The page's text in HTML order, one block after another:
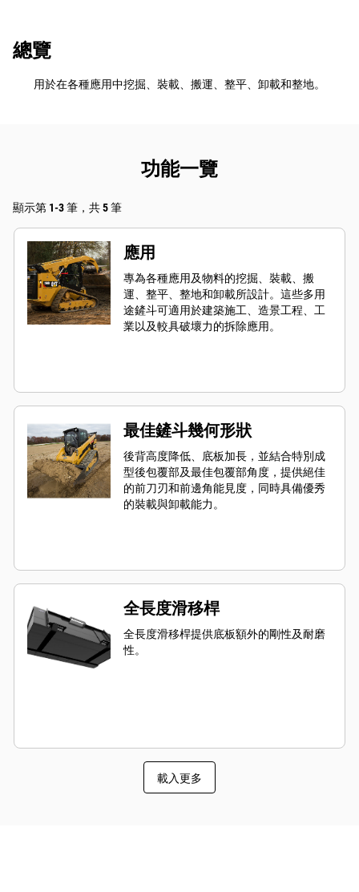
總覽
用於在各種應用中挖掘、裝載、搬運、整平、卸載和整地。
功能一覽
顯示第 1-3 筆，共 5 筆
應用
專為各種應用及物料的挖掘、裝載、搬
運、整平、整地和卸載所設計。這些多用
途鏟斗可適用於建築施工、造景工程、工
業以及較具破壞力的拆除應用。
最佳鏟斗幾何形狀
後背高度降低、底板加長，並結合特別成
型後包覆部及最佳包覆部角度，提供絕佳
的前刀刃和前邊角能見度，同時具備優秀
的裝載與卸載能力。
全長度滑移桿
全長度滑移桿提供底板額外的剛性及耐磨
性。
載入更多